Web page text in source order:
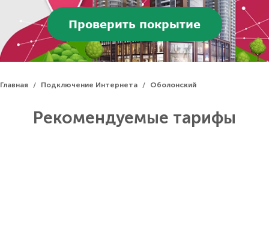
Проверить покрытие
Главная / Подключение Интернета / Оболонский
Рекомендуемые тарифы